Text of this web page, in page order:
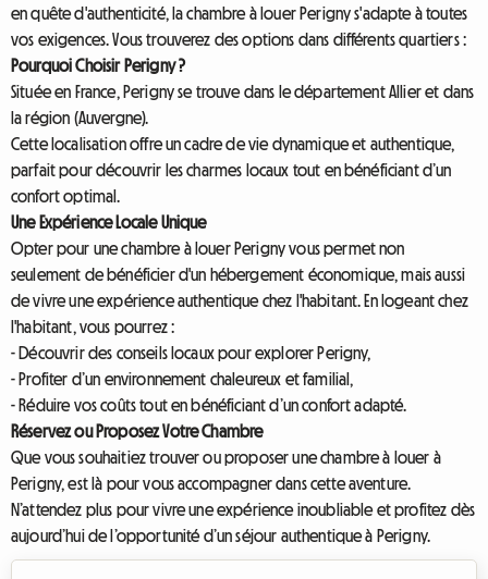
en quête d'authenticité, la chambre à louer Perigny s'adapte à toutes
vos exigences. Vous trouverez des options dans différents quartiers :
Pourquoi Choisir Perigny ?
Située en France, Perigny se trouve dans le département Allier et dans
la région (Auvergne).
Cette localisation offre un cadre de vie dynamique et authentique,
parfait pour découvrir les charmes locaux tout en bénéficiant d’un
confort optimal.
Une Expérience Locale Unique
Opter pour une chambre à louer Perigny vous permet non
seulement de bénéficier d'un hébergement économique, mais aussi
de vivre une expérience authentique chez l'habitant. En logeant chez
l'habitant, vous pourrez :
- Découvrir des conseils locaux pour explorer Perigny,
- Profiter d’un environnement chaleureux et familial,
- Réduire vos coûts tout en bénéficiant d’un confort adapté.
Réservez ou Proposez Votre Chambre
Que vous souhaitiez trouver ou proposer une chambre à louer à
Perigny, est là pour vous accompagner dans cette aventure.
N’attendez plus pour vivre une expérience inoubliable et profitez dès
aujourd’hui de l’opportunité d’un séjour authentique à Perigny.